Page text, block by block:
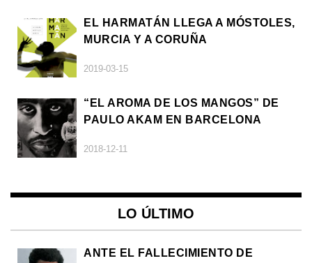
EL HARMATÁN LLEGA A MÓSTOLES,
MURCIA Y A CORUÑA
2019-03-15
“EL AROMA DE LOS MANGOS” DE
PAULO AKAM EN BARCELONA
2018-12-11
LO ÚLTIMO
ANTE EL FALLECIMIENTO DE